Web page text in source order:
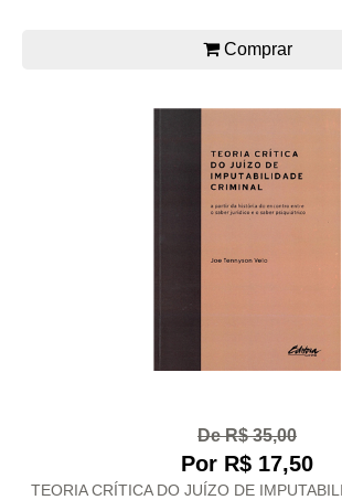
Comprar
De R$ 35,00
Por R$ 17,50
TEORIA CRÍTICA DO JUÍZO DE